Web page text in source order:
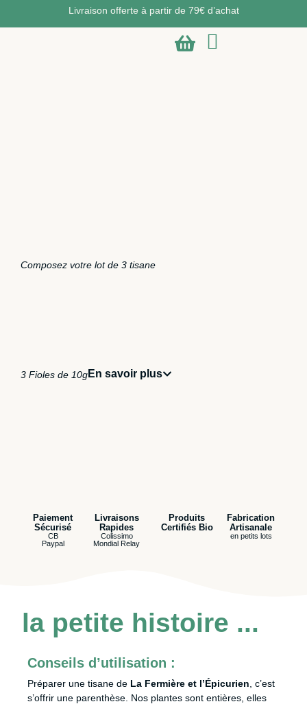
Livraison offerte à partir de 79€ d’achat
Composez votre lot de 3 tisane
3 Fioles de 10gEn savoir plus
Paiement
Sécurisé
CB
Paypal
Livraisons
Rapides
Colissimo
Mondial Relay
Produits
Certifiés Bio
Fabrication
Artisanale
en petits lots
la petite histoire ...
Conseils d’utilisation :
Préparer une tisane de La Fermière et l’Épicurien , c’est
s’offrir une parenthèse. Nos plantes sont entières, elles